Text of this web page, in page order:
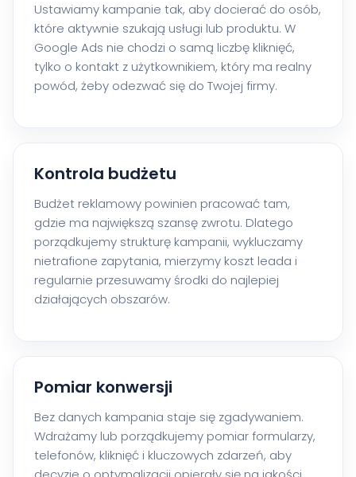
Ustawiamy kampanie tak, aby docierać do osób,
które aktywnie szukają usługi lub produktu. W
Google Ads nie chodzi o samą liczbę kliknięć,
tylko o kontakt z użytkownikiem, który ma realny
powód, żeby odezwać się do Twojej firmy.
Kontrola budżetu
Budżet reklamowy powinien pracować tam,
gdzie ma największą szansę zwrotu. Dlatego
porządkujemy strukturę kampanii, wykluczamy
nietrafione zapytania, mierzymy koszt leada i
regularnie przesuwamy środki do najlepiej
działających obszarów.
Pomiar konwersji
Bez danych kampania staje się zgadywaniem.
Wdrażamy lub porządkujemy pomiar formularzy,
telefonów, kliknięć i kluczowych zdarzeń, aby